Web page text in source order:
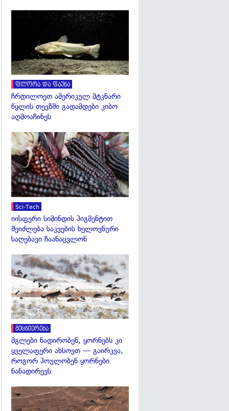
ფლორა და ფაუნა
ჩრდილოეთ ამერიკულ მტკნარი
წყლის თევზში გადამდები კიბო
აღმოაჩინეს
Sci-Tech
იისფერი სიმინდის პიგმენტით
შეიძლება საკვების ხელოვნური
საღებავი ჩაანაცვლონ
მეცნიერება
მგლები ნადირობენ, ყორნებს კი
ყველაფერი ახსოვთ — გაირკვა,
როგორ პოულობენ ყორნები
ნანადირევს